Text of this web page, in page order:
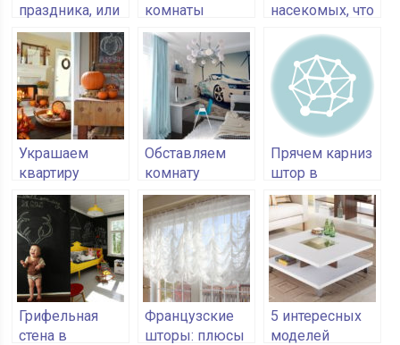
праздника, или
украсьте дом
свечами
комнаты
своими руками
насекомых, что
нужно делать
Украшаем
квартиру
поделками из
даров природы
Обставляем
комнату
подростка
Прячем карниз
штор в
потолочную
нишу
Грифельная
стена в
Французские
шторы: плюсы
5 интересных
моделей